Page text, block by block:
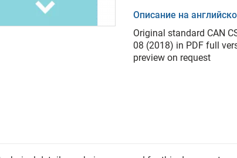
Описание на
Original standard CAN
08 (2018) in PDF full
preview on request